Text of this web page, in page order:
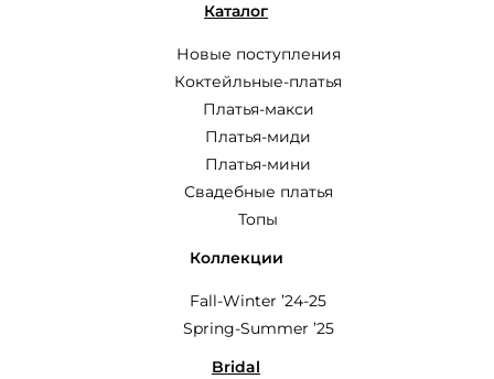
Каталог
Новые поступления
Коктейльные-платья
Платья-макси
Платья-миди
Платья-мини
Свадебные платья
Топы
Коллекции
Fall-Winter ’24-25
Spring-Summer ’25
Bridal